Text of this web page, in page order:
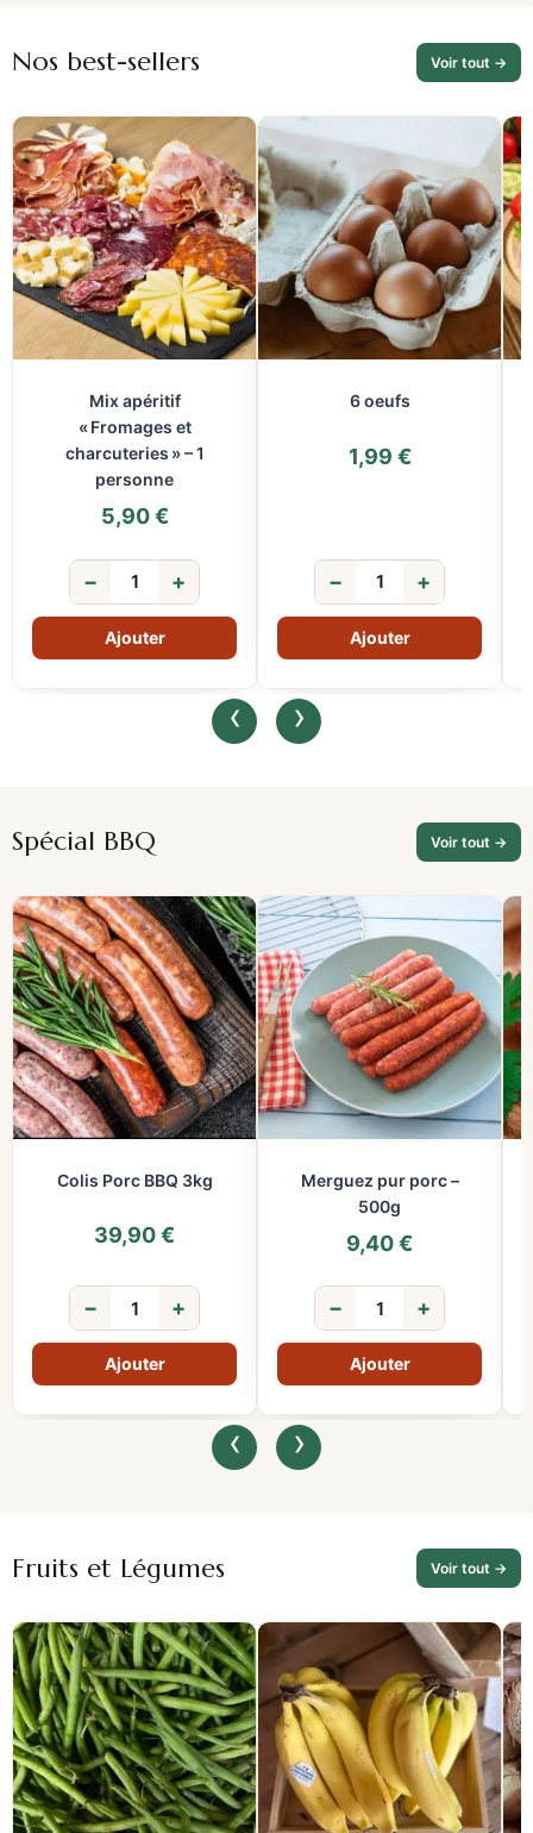
Nos best-sellers Voir tout →
Mix apéritif
« Fromages et
charcuteries » – 1
personne
5,90€
− +
6 oeufs
1,99 €
− +
‹ ›
Spécial BBQ Voir tout →
Colis Porc BBQ 3kg
39,90€
− +
Merguez pur porc –
500g
9,40€
− +
‹ ›
Fruits et Légumes Voir tout →